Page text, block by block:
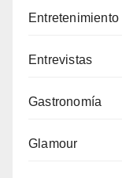
Entretenimiento
Entrevistas
Gastronomía
Glamour